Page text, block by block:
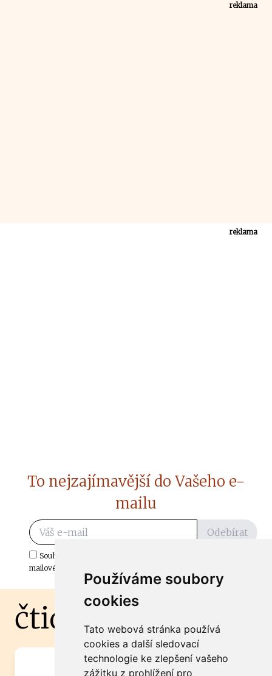
Používáme soubory
cookies
Tato webová stránka používá
cookies a další sledovací
technologie ke zlepšení vašeho
zážitku z prohlížení pro
reklama
reklama
To nejzajímavější do Vašeho e-
mailu
Odebírat
Souhlasím s odběrem důležitých zpráv ze ČtiDoma.cz do mé e-
mailové schránky.
čtidoma.cz
Máte zajímavou informaci? Chcete